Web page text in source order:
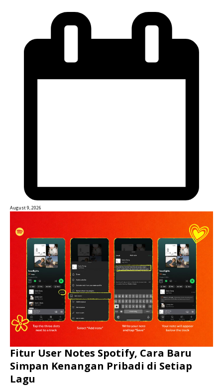
August 9, 2026
Fitur User Notes Spotify, Cara Baru
Simpan Kenangan Pribadi di Setiap
Lagu